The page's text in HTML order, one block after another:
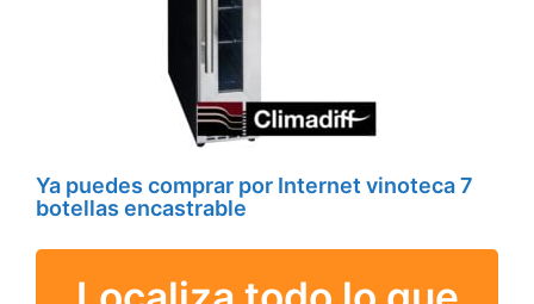
Ya puedes comprar por Internet vinoteca 7
botellas encastrable